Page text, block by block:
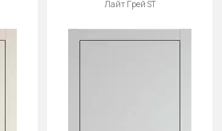
Лайт Грей ST